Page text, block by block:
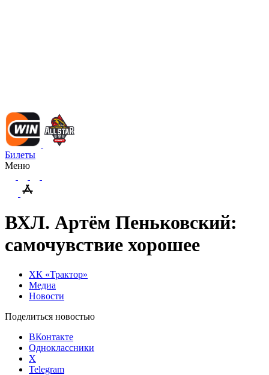
Билеты
Меню
ВХЛ. Артём Пеньковский:
самочувствие хорошее
ХК «Трактор»
Медиа
Новости
Поделиться новостью
ВКонтакте
Одноклассники
X
Telegram